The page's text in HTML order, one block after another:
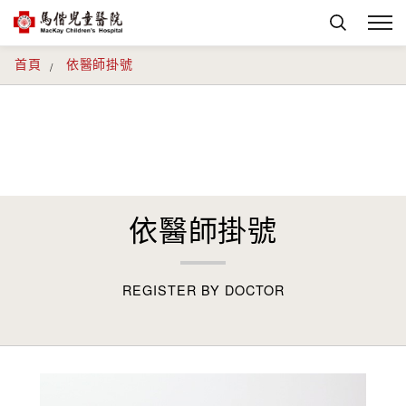
首頁 依醫師掛號
依醫師掛號
REGISTER BY DOCTOR